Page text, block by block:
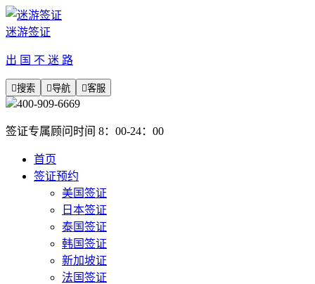
迷游签证
出 国 不 迷 路
搜索 导航 客服
400-909-6669
签证专属顾问时间 8：00-24：00
首页
签证预约
美国签证
日本签证
泰国签证
韩国签证
新加坡证
法国签证